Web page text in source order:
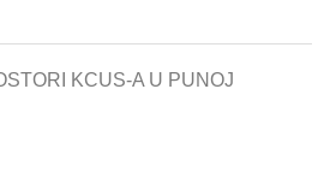
KCUS-A U PUNOJ